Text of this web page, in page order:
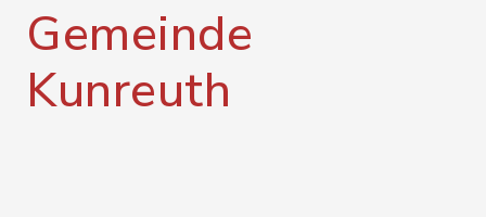
Gemeinde
Kunreuth